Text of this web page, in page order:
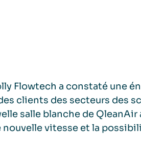
Flowtech a constaté une
clients des secteurs des
salle blanche de QleanAir
vitesse et la